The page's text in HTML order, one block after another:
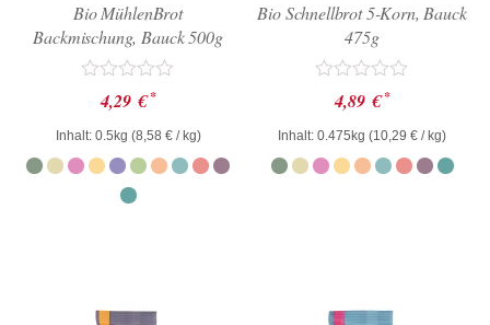
Bio MühlenBrot
Backmischung, Bauck 500g
Bewertet
mit
0
von
5
4,29 € *
Inhalt: 0.5kg (8,58 €/ kg)
Bio Schnellbrot 5-Korn, Bauck
475g
Bewertet
mit
0
von
5
4,89 € *
Inhalt: 0.475kg (10,29 € / kg)